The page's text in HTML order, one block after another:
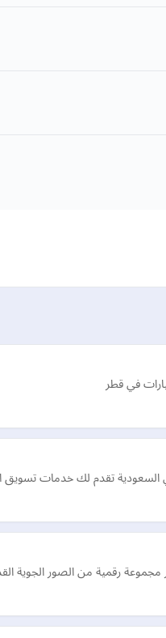
في قطر
تقدم لك خدمات تسويق
رقمية من الصور الجوية